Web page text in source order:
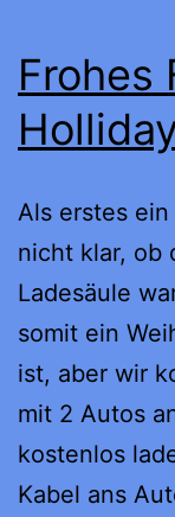
Frohes
Als erstes
nicht klar, ob
Ladesäule
somit ein
ist, aber wir
mit 2 Autos
kostenlos
Kabel ans